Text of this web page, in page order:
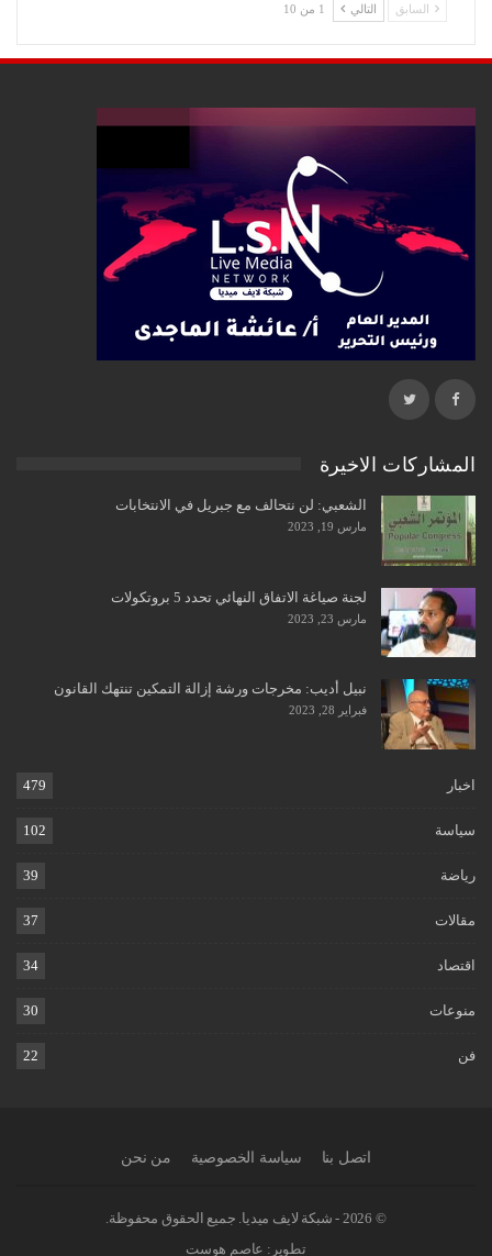
السابق التالي 1 من 10
المشاركات الاخيرة
الشعبي: لن نتحالف مع جبريل في الانتخابات
مارس 19, 2023
لجنة صياغة الاتفاق النهائي تحدد 5 بروتكولات
مارس 23, 2023
نبيل أديب: مخرجات ورشة إزالة التمكين تنتهك القانون
فبراير 28, 2023
اخبار 479
سياسة 102
رياضة 39
مقالات 37
اقتصاد 34
منوعات 30
فن 22
اتصل بنا سياسة الخصوصية من نحن
© 2026 - شبكة لايف ميديا. جميع الحقوق محفوظة.
تطوير: عاصم هوست